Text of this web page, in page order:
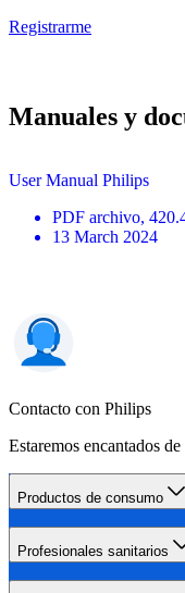
Registrarme
Manuales y
User Manual Philips
PDF archivo,
13 March 2024
Contacto con Philips
Estaremos encantados
Productos de consumo
Profesionales sanitarios